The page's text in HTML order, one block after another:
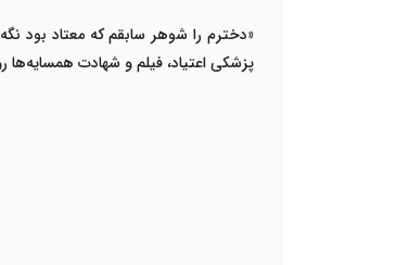
«دخترم را شوهر سابقم که معتاد بود
پزشکی اعتیاد، فیلم و شهادت همسایه‌ها